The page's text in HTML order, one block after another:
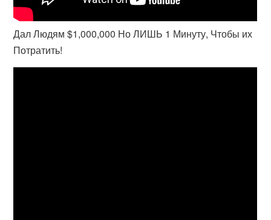
Дал Людям $1,000,000 Но ЛИШЬ 1 Минуту, Чтобы их
Потратить!